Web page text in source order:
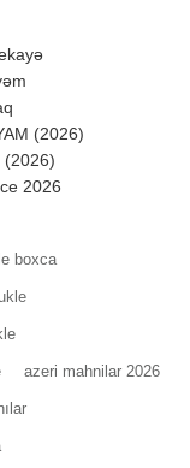
(2026)
(2026)
2026
boxca
azeri mahnilar 2026